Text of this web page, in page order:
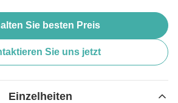
Sie besten Preis
Sie uns jetzt
Einzelheiten